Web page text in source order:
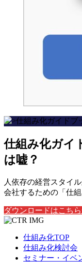
仕組み化ガイ
は嘘？
人依存の経営スタイ
会社するための「仕
ダウンロードはこち
仕組み化TOP
仕組み化検討会
セミナー・イベ